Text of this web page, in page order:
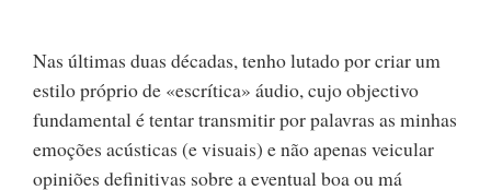
Nas últimas duas décadas, tenho lutado por criar um
estilo próprio de «escrítica» áudio, cujo objectivo
fundamental é tentar transmitir por palavras as minhas
emoções acústicas (e visuais) e não apenas veicular
opiniões definitivas sobre a eventual boa ou má